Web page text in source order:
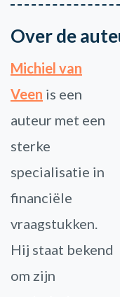
Over de
Michiel van
Veen is een
auteur met een
sterke
specialisatie in
financiële
vraagstukken.
Hij staat bekend
om zijn